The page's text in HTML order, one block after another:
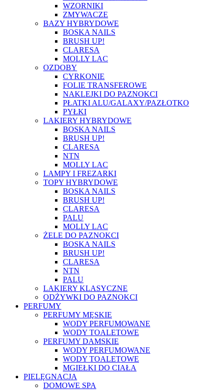
WZORNIKI
ZMYWACZE
BAZY HYBRYDOWE
BOSKA NAILS
BRUSH UP!
CLARESA
MOLLY LAC
OZDOBY
CYRKONIE
FOLIE TRANSFEROWE
NAKLEJKI DO PAZNOKCI
PŁATKI ALU/GALAXY/PAZŁOTKO
PYŁKI
LAKIERY HYBRYDOWE
BOSKA NAILS
BRUSH UP!
CLARESA
NTN
MOLLY LAC
LAMPY I FREZARKI
TOPY HYBRYDOWE
BOSKA NAILS
BRUSH UP!
CLARESA
PALU
MOLLY LAC
ŻELE DO PAZNOKCI
BOSKA NAILS
BRUSH UP!
CLARESA
NTN
PALU
LAKIERY KLASYCZNE
ODŻYWKI DO PAZNOKCI
PERFUMY
PERFUMY MĘSKIE
WODY PERFUMOWANE
WODY TOALETOWE
PERFUMY DAMSKIE
WODY PERFUMOWANE
WODY TOALETOWE
MGIEŁKI DO CIAŁA
PIELĘGNACJA
DOMOWE SPA